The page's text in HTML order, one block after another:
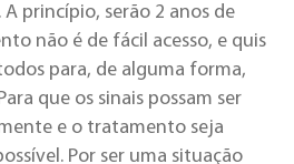
princípio, serão 2 anos de
não é de fácil acesso, e quis
para, de alguma forma,
que os sinais possam ser
e o tratamento seja
Por ser uma situação